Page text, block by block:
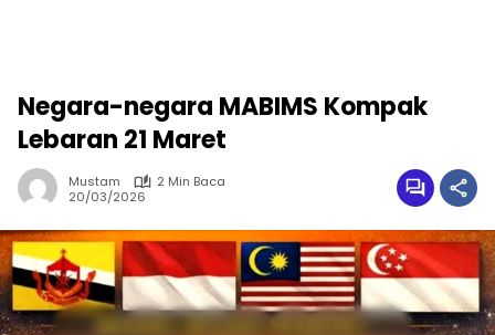
Negara-negara MABIMS Kompak
Lebaran 21 Maret
Mustam
2 Min Baca
20/03/2026